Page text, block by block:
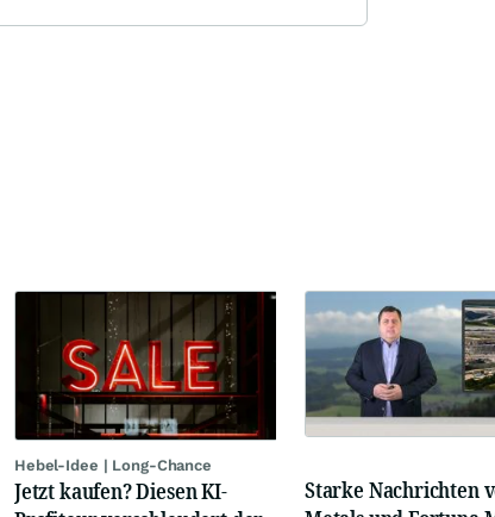
Hebel-Idee | Long-Chance
Jetzt kaufen? Diesen KI-
Starke Nachrichten